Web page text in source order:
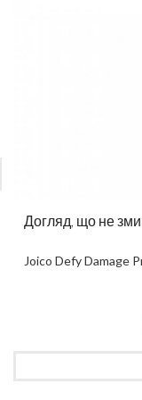
Догляд, що не
Joico Defy Damage